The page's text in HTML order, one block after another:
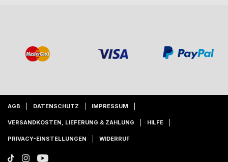
AGB DATENSCHUTZ IMPRESSUM
VERSANDKOSTEN, LIEFERUNG & ZAHLUNG HILFE
PRIVACY-EINSTELLUNGEN WIDERRUF